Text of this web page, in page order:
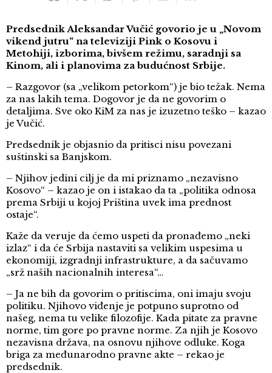
Predsednik Aleksandar Vučić govorio je u „Novom
vikend jutru“ na televiziji Pink o Kosovu i
Metohiji, izborima, bivšem režimu, saradnji sa
Kinom, ali i planovima za budućnost Srbije.
– Razgovor (sa „velikom petorkom“) je bio težak. Nema
za nas lakih tema. Dogovor je da ne govorim o
detaljima. Sve oko KiM za nas je izuzetno teško – kazao
je Vučić.
Predsednik je objasnio da pritisci nisu povezani
suštinski sa Banjskom.
– Njihov jedini cilj je da mi priznamo „nezavisno
Kosovo“ – kazao je on i istakao da ta „politika odnosa
prema Srbiji u kojoj Priština uvek ima prednost
ostaje“.
Kaže da veruje da ćemo uspeti da pronađemo „neki
izlaz“ i da će Srbija nastaviti sa velikim uspesima u
ekonomiji, izgradnji infrastrukture, a da sačuvamo
„srž naših nacionalnih interesa“…
– Ja ne bih da govorim o pritiscima, oni imaju svoju
politiku. Njihovo viđenje je potpuno suprotno od
našeg, nema tu velike filozofije. Kada pitate za pravne
norme, tim gore po pravne norme. Za njih je Kosovo
nezavisna država, na osnovu njihove odluke. Koga
briga za međunarodno pravne akte – rekao je
predsednik.